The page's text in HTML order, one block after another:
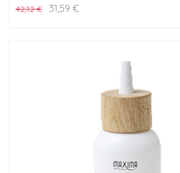
42,12€ 31,59 €